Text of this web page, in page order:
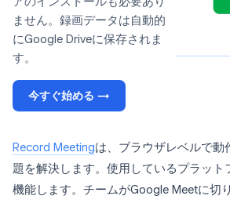
ません。録画データは自動的
にGoogle Driveに保存されま
す。
今すぐ始める →
Record Meetingは、ブラウザレベルで動
題を解決します。使用しているプラット
機能します。チームがGoogle Meetに切